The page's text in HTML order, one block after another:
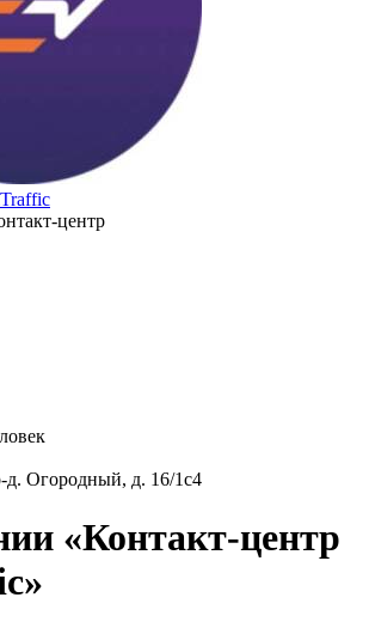
центр
д. Огородный, д. 16/1с4
«Контакт-центр